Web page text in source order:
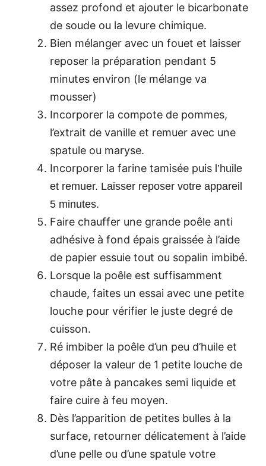
assez profond et ajouter le bicarbonate
de soude ou la levure chimique.
Bien mélanger avec un fouet et laisser
reposer la préparation pendant 5
minutes environ (le mélange va
mousser)
Incorporer la compote de pommes,
l’extrait de vanille et remuer avec une
spatule ou maryse.
Incorporer la farine tamisée puis l’huile
et remuer. Laisser reposer votre appareil
5 minutes.
Faire chauffer une grande poêle anti
adhésive à fond épais graissée à l’aide
de papier essuie tout ou sopalin imbibé.
Lorsque la poêle est suffisamment
chaude, faites un essai avec une petite
louche pour vérifier le juste degré de
cuisson.
Ré imbiber la poêle d’un peu d’huile et
déposer la valeur de 1 petite louche de
votre pâte à pancakes semi liquide et
faire cuire à feu moyen.
Dès l’apparition de petites bulles à la
surface, retourner délicatement à l’aide
d’une pelle ou d’une spatule votre